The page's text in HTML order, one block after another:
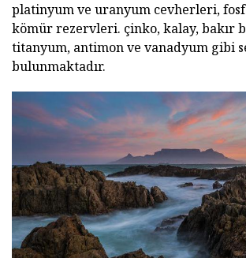
platinyum ve uranyum cevherleri,
kömür rezervleri. çinko, kalay, bakır
titanyum, antimon ve vanadyum gibi
bulunmaktadır.